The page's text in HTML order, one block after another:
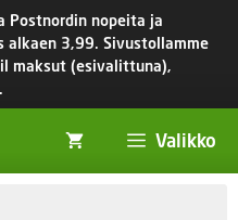
Postnordin nopeita ja
alkaen 3,99. Sivustollamme
maksut (esivalittuna),
Valikko